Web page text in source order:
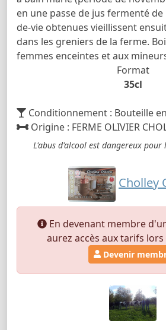
en une passe de jus fermenté de
de-vie obtenues vieillissent
dans les greniers de la ferme.
femmes enceintes et aux
Format
35cl
Conditionnement : Bouteille
Origine : FERME OLIVIER
L'abus d'alcool est dangereux
Cholley
En devenant membre
aurez accès aux tarifs lors
Devenir